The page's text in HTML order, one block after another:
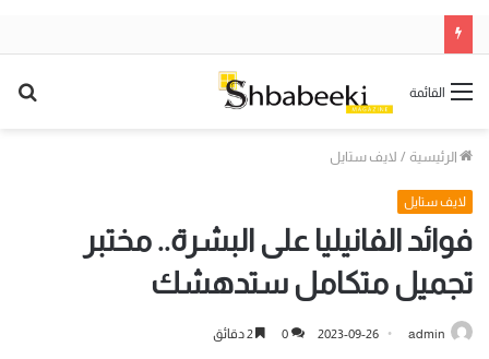
القائمة
الرئيسية / لايف ستايل
لايف ستايل
فوائد الفانيليا على البشرة.. مختبر
تجميل متكامل ستدهشك
admin
2023-09-26
0